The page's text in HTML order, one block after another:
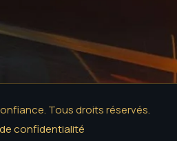
Tous droits réservés.
confidentialité